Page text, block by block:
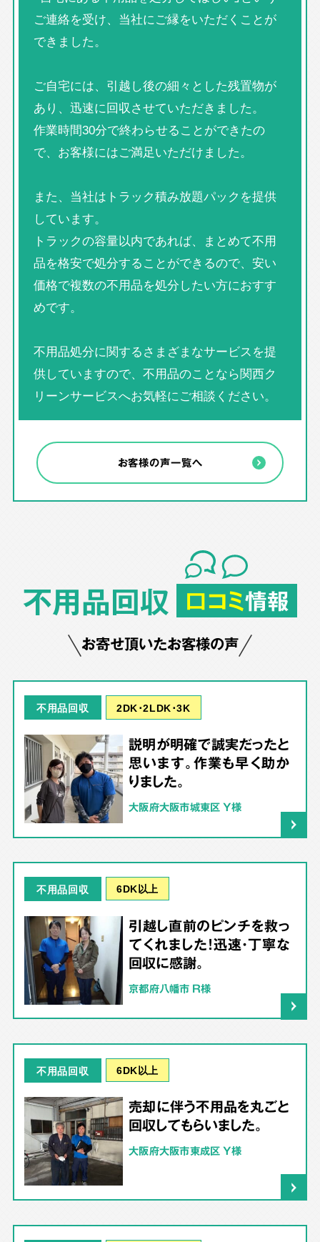
ご連絡を受け、当社にご縁をいただくことが
できました。
ご自宅には、引越し後の細々とした残置物が
あり、迅速に回収させていただきました。
作業時間30分で終わらせることができたの
で、お客様にはご満足いただけました。
また、当社はトラック積み放題パックを提供
しています。
トラックの容量以内であれば、まとめて不用
品を格安で処分することができるので、安い
価格で複数の不用品を処分したい方におすす
めです。
不用品処分に関するさまざまなサービスを提
供していますので、不用品のことなら関西ク
リーンサービスへお気軽にご相談ください。
お客様の声一覧へ
不用品回収 口コミ情報
お寄せ頂いたお客様の声
不用品回収 2DK･2LDK･3K
説明が明確で誠実だったと
思います。作業も早く助か
りました。
大阪府大阪市城東区 Y様
不用品回収 6DK以上
引越し直前のピンチを救っ
てくれました！迅速・丁寧な
回収に感謝。
京都府八幡市 R様
不用品回収 6DK以上
売却に伴う不用品を丸ごと
回収してもらいました。
大阪府大阪市東成区 Y様